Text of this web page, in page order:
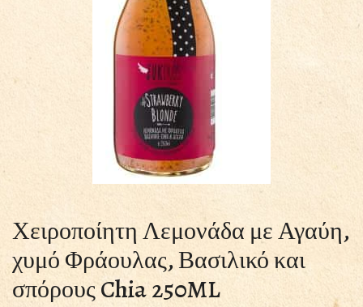
Χειροποίητη Λεμονάδα με Αγαύη,
χυμό Φράουλας, Βασιλικό και
σπόρους Chia 250ML